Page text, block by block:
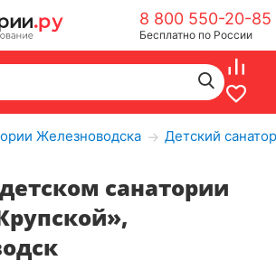
8 800 550-20-85
Бесплатно по России
Железноводска → Детский
санатории